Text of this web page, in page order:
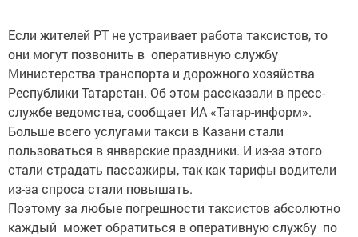
Если жителей РТ не устраивает работа таксистов, то
они могут позвонить в оперативную службу
Министерства транспорта и дорожного хозяйства
Республики Татарстан. Об этом рассказали в пресс-
службе ведомства, сообщает ИА «Татар-информ».
Больше всего услугами такси в Казани стали
пользоваться в январские праздники. И из-за этого
стали страдать пассажиры, так как тарифы водители
из-за спроса стали повышать.
Поэтому за любые погрешности таксистов абсолютно
каждый может обратиться в оперативную службу по